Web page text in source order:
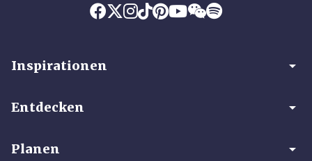
Inspirationen arrow_drop_down
Entdecken arrow_drop_down
Planen arrow_drop_down